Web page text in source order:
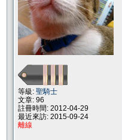
等級: 聖騎士
文章: 96
註冊時間: 2012-04-29
最近來訪: 2015-09-24
離線